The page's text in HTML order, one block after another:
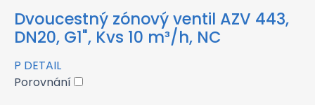
Dvoucestný zónový ventil AZV 443,
DN20, G1", Kvs 10 m³/h, NC
P DETAIL
Porovnání